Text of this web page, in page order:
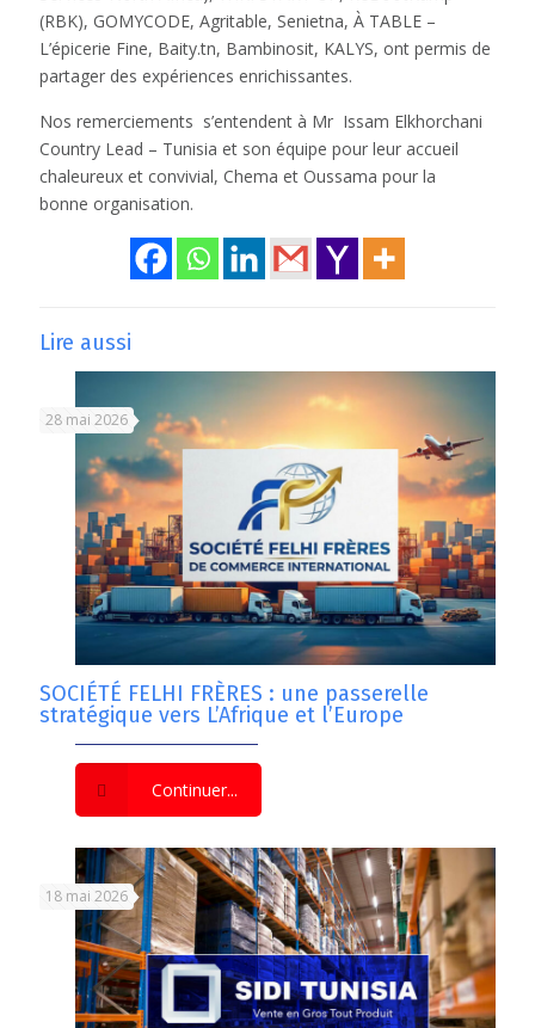
(RBK), GOMYCODE, Agritable, Senietna, À TABLE –
L’épicerie Fine, Baity.tn, Bambinosit, KALYS, ont permis de
partager des expériences enrichissantes.
Nos remerciements s’entendent à Mr Issam Elkhorchani
Country Lead – Tunisia et son équipe pour leur accueil
chaleureux et convivial, Chema et Oussama pour la
bonne organisation.
Lire aussi
28 mai 2026
SOCIÉTÉ FELHI FRÈRES : une passerelle
stratégique vers L’Afrique et l’Europe
Continuer...
18 mai 2026